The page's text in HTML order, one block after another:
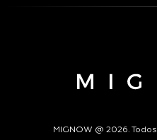
MIGNOW @ 2026.